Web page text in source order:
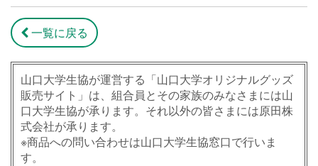
一覧に戻る
山口大学生協が運営する「山口大学オリジナルグッズ
販売サイト」は、組合員とその家族のみなさまには山
口大学生協が承ります。それ以外の皆さまには原田株
式会社が承ります。
※商品への問い合わせは山口大学生協窓口で行いま
す。